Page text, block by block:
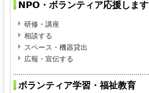
NPO・ボランティア応援します
研修・講座
相談する
スペース・機器貸出
広報・宣伝する
ボランティア学習・福祉教育